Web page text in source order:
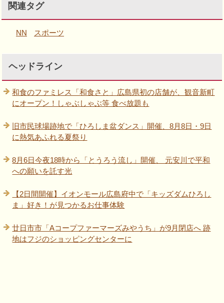
関連タグ
NN スポーツ
ヘッドライン
和食のファミレス「和食さと」広島県初の店舗が、観音新町
にオープン！しゃぶしゃぶ等 食べ放題も
旧市民球場跡地で「ひろしま盆ダンス」開催、8月8日・9日
に熱気あふれる夏祭り
8月6日今夜18時から「とうろう流し」開催、 元安川で平和
への願いを託す光
【2日間開催】イオンモール広島府中で「キッズダムひろし
ま」好き！が見つかるお仕事体験
廿日市市「Aコープファーマーズみやうち」が9月閉店へ 跡
地はフジのショッピングセンターに